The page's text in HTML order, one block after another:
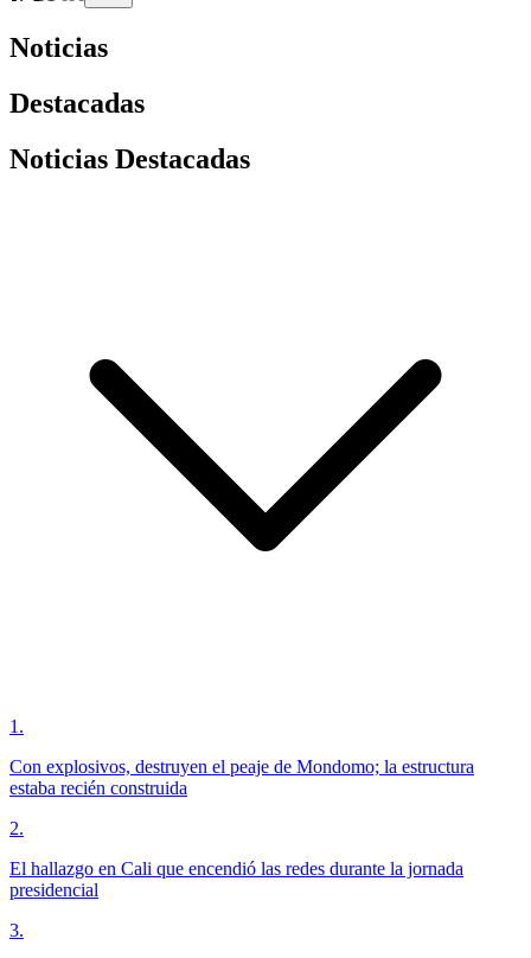
Noticias
Destacadas
Noticias Destacadas
1 .
Con explosivos, destruyen el peaje de Mondomo; la estructura
estaba recién construida
2.
El hallazgo en Cali que encendió las redes durante la jornada
presidencial
3.